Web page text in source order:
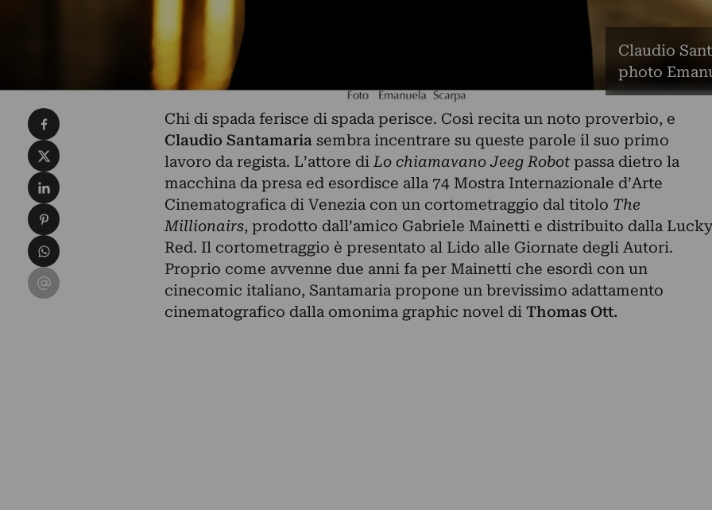
Claudio
photo
Chi di spada ferisce di spada perisce. Così recita un noto proverbio, e
Claudio Santamariasembra incentrare su queste parole il suo primo
lavoro da regista. L’attore di Lo chiamavano Jeeg Robotpassa dietro la
macchina da presa ed esordisce alla 74 Mostra Internazionale d’Arte
Cinematografica di Venezia con un cortometraggio dal titolo The
Millionairs, prodotto dall’amico Gabriele Mainetti e distribuito dalla Lucky
Red. Il cortometraggio è presentato al Lido alle Giornate degli Autori.
Proprio come avvenne due anni fa per Mainetti che esordì con un
cinecomic italiano, Santamaria propone un brevissimo adattamento
cinematografico dalla omonima graphic novel di Thomas Ott.
Condividi su Facebook
Condividi su X
Condividi su LinkedIn
Condividi su Pinterest
Condividi su WhatsApp
Condividi su Email